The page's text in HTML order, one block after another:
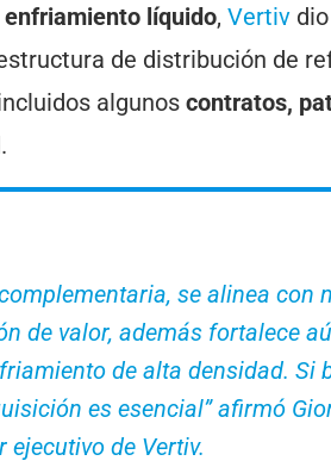
líquido, Vertiv
de distribución de
algunos contratos,
se alinea con
de valor, además fortalece
de alta densidad. Si
es esencial” afirmó
ejecutivo de Vertiv.